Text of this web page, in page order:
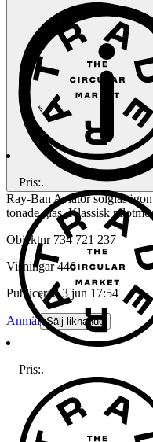
Ray-Ban Aviator
tonade glas. Klassisk
Objektnr 734 721 237
Visningar 446
Publicerad 3 jun 17:54
Anmäl Sälj liknande
Pris:.
Pris:.